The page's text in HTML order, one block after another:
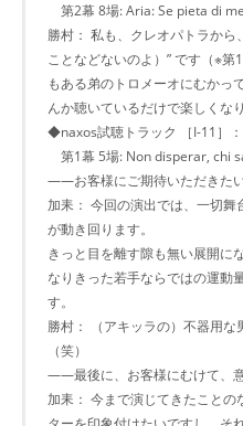
第2幕 8場: Aria: Se pieta di
勝村： 私も、クレオパトラか
ことなどないのよ）” です（※
もある弟のトロメーオにむかっ
んか聴いているだけで楽しくなり
◆naxos試聴トラック ［I-11］：
第1幕 5場: Non disperar, chi
――お客様にご期待いただきた
加耒： 今回の演出では、一切
が動き回ります。
きっと目を離す隙も無い展開に
なりきった若手ならではの運動
す。
勝村： （アキッラの）不器用
（笑）
――最後に、お客様にむけて、意
加耒： 今まで演じてきたことの